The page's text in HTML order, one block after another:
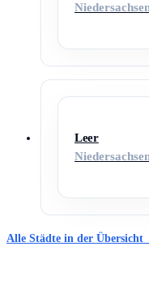
Leer
Alle Städte in der Übersicht